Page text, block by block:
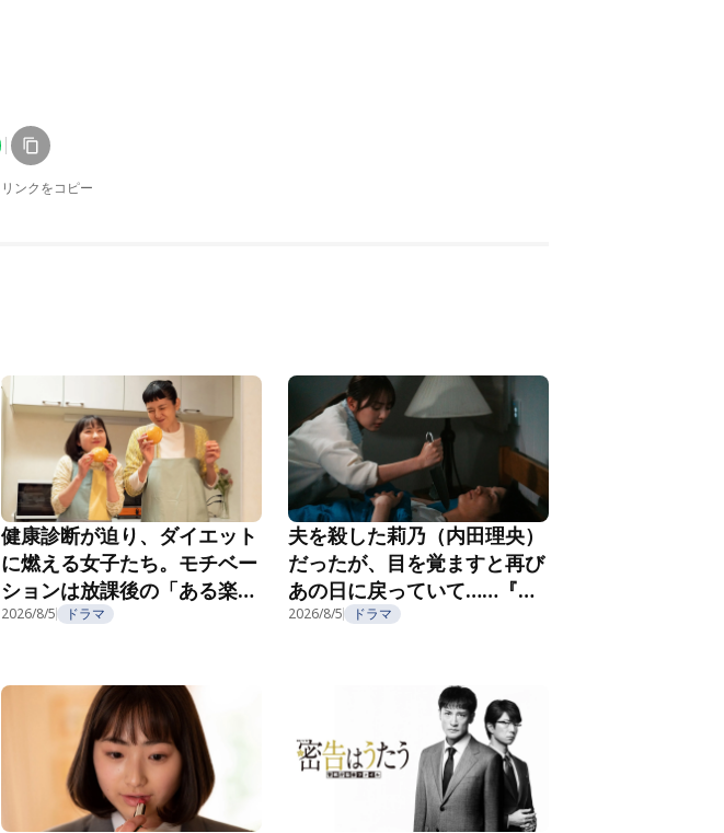
リンクをコピー
健康診断が迫り、ダイエット
に燃える女子たち。モチベー
ションは放課後の「ある楽し
み」で……？『こころのフフ
2026/8/5 ドラマ
夫を殺した莉乃（内田理央）
だったが、目を覚ますと再び
あの日に戻っていて……『夫
を殺したはずなのに』第2話
2026/8/5 ドラマ